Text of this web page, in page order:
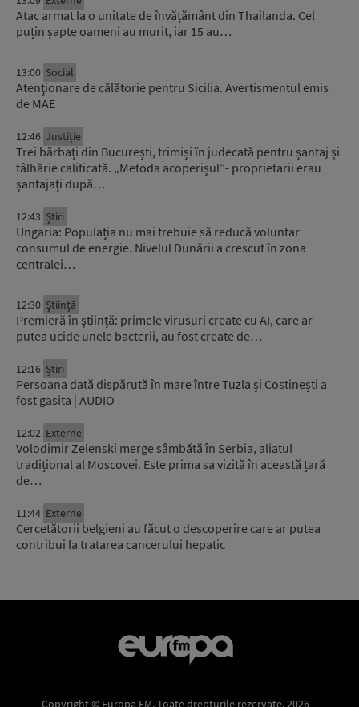
Atac armat la o unitate de învățământ din Thailanda. Cel
puțin șapte oameni au murit, iar 15 au…
13:00 Social
Atenţionare de călătorie pentru Sicilia. Avertismentul emis
de MAE
12:46 Justiție
Trei bărbați din București, trimiși în judecată pentru șantaj și
tâlhărie calificată. „Metoda acoperișul”- proprietarii erau
șantajați după…
12:43 Știri
Ungaria: Populația nu mai trebuie să reducă voluntar
consumul de energie. Nivelul Dunării a crescut în zona
centralei…
12:30 Știinţă
Premieră în știință: primele virusuri create cu AI, care ar
putea ucide unele bacterii, au fost create de…
12:16 Știri
Persoana dată dispărută în mare între Tuzla și Costinești a
fost gasita | AUDIO
12:02 Externe
Volodimir Zelenski merge sâmbătă în Serbia, aliatul
tradițional al Moscovei. Este prima sa vizită în această țară
de…
11:44 Externe
Cercetătorii belgieni au făcut o descoperire care ar putea
contribui la tratarea cancerului hepatic
Copyright © Europa FM. Toate drepturile rezervate. 2026